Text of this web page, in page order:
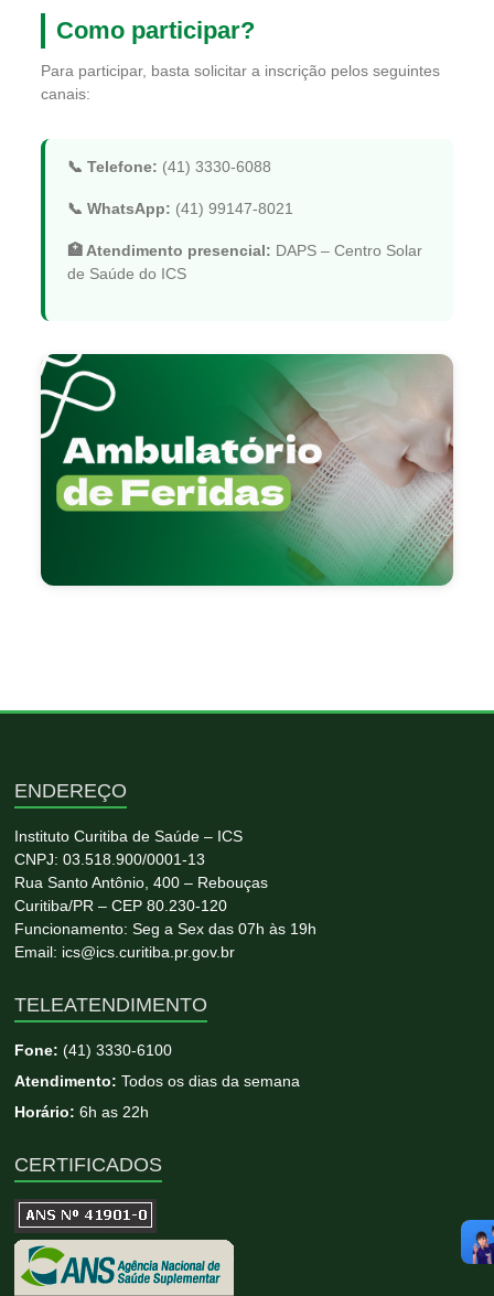
Como participar?
Para participar, basta solicitar a inscrição pelos seguintes
canais:
📞 Telefone: (41) 3330-6088
📞 WhatsApp: (41) 99147-8021
🏥 Atendimento presencial: DAPS – Centro Solar
de Saúde do ICS
ENDEREÇO
Instituto Curitiba de Saúde – ICS
CNPJ: 03.518.900/0001-13
Rua Santo Antônio, 400 – Rebouças
Curitiba/PR – CEP 80.230-120
Funcionamento: Seg a Sex das 07h às 19h
Email: ics@ics.curitiba.pr.gov.br
TELEATENDIMENTO
Fone:(41) 3330-6100
Atendimento: Todos os dias da semana
Horário: 6h as 22h
CERTIFICADOS